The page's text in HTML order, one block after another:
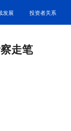
发展 投资者关系
走笔